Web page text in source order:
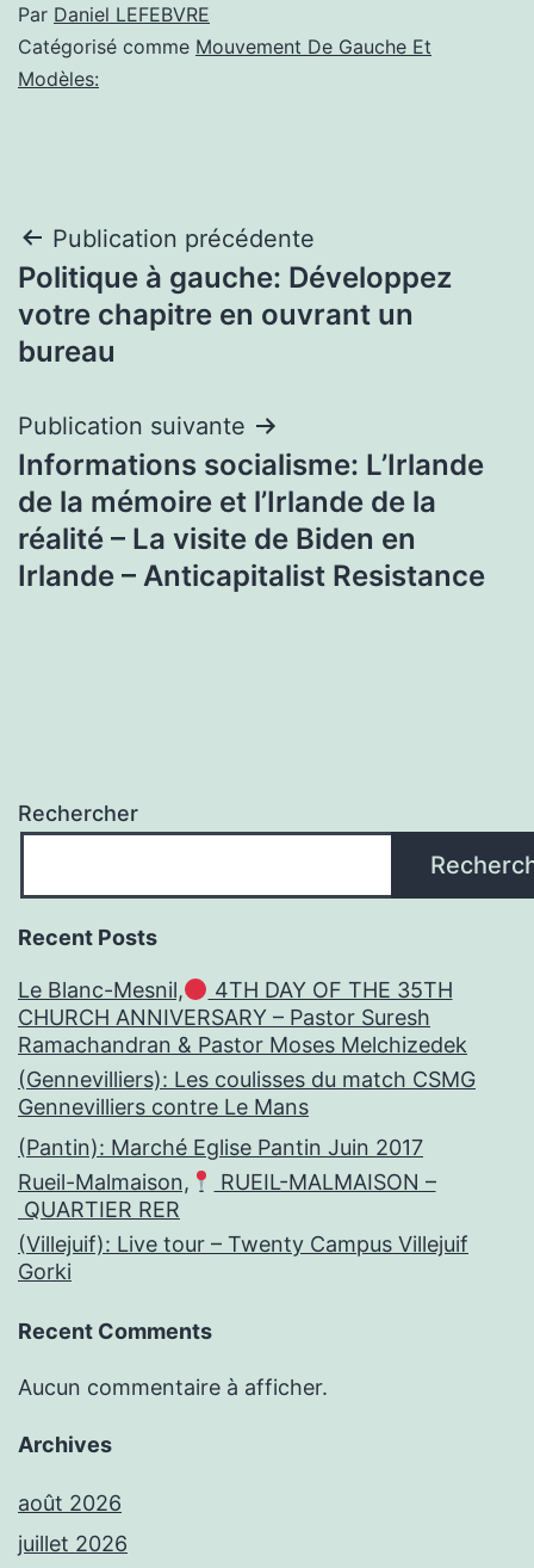
Par Daniel LEFEBVRE
Catégorisé comme Mouvement De Gauche Et
Modèles:
Navigation
de
l’article
Publication précédente
Politique à gauche: Développez
votre chapitre en ouvrant un
bureau
Publication suivante
Informations socialisme: L’Irlande
de la mémoire et l’Irlande de la
réalité – La visite de Biden en
Irlande – Anticapitalist Resistance
Rechercher
Recent Posts
Le Blanc-Mesnil,
4TH DAY OF THE 35TH
CHURCH ANNIVERSARY – Pastor Suresh
Ramachandran & Pastor Moses Melchizedek
(Gennevilliers): Les coulisses du match CSMG
Gennevilliers contre Le Mans
(Pantin): Marché Eglise Pantin Juin 2017
Rueil-Malmaison,
RUEIL-MALMAISON –
QUARTIER RER
(Villejuif): Live tour – Twenty Campus Villejuif
Gorki
Recent Comments
Aucun commentaire à afficher.
Archives
août 2026
juillet 2026